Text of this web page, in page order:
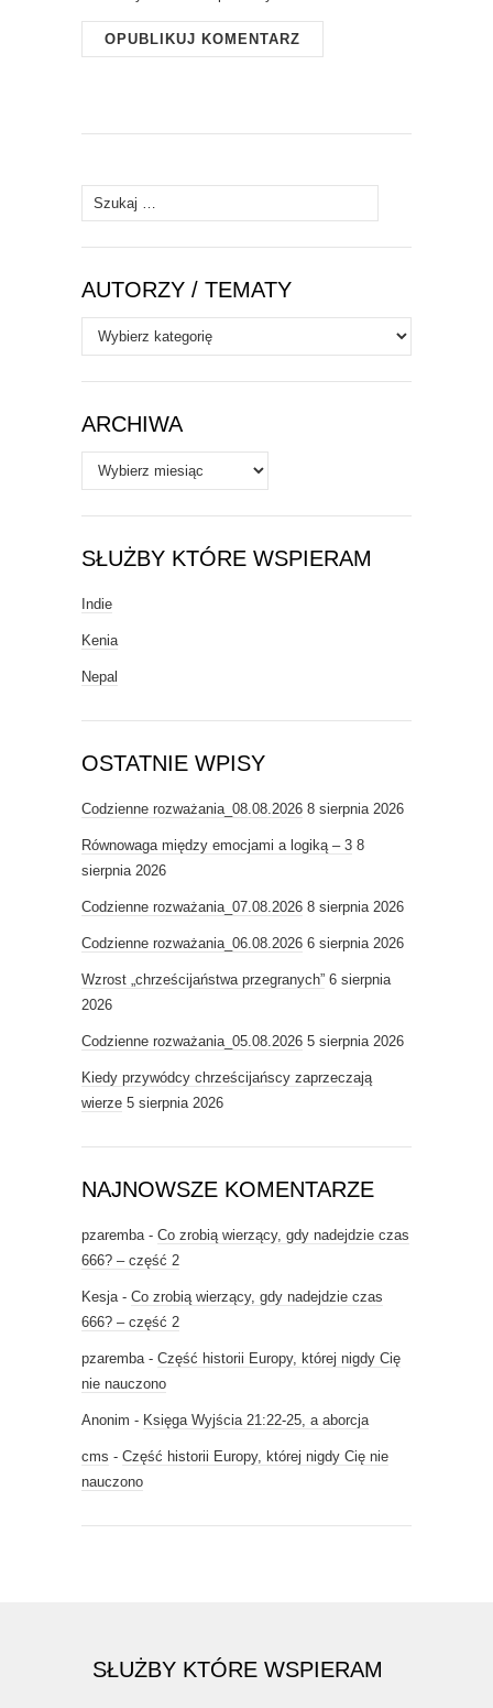
Szukaj:
AUTORZY / TEMATY
Autorzy
/
Tematy
ARCHIWA
Archiwa
SŁUŻBY KTÓRE WSPIERAM
Indie
Kenia
Nepal
OSTATNIE WPISY
Codzienne rozważania_08.08.2026 8 sierpnia 2026
Równowaga między emocjami a logiką – 3 8
sierpnia 2026
Codzienne rozważania_07.08.2026 8 sierpnia 2026
Codzienne rozważania_06.08.2026 6 sierpnia 2026
Wzrost „chrześcijaństwa przegranych” 6 sierpnia
2026
Codzienne rozważania_05.08.2026 5 sierpnia 2026
Kiedy przywódcy chrześcijańscy zaprzeczają
wierze 5 sierpnia 2026
NAJNOWSZE KOMENTARZE
pzaremba- Co zrobią wierzący, gdy nadejdzie czas
666? – część 2
Kesja- Co zrobią wierzący, gdy nadejdzie czas
666? – część 2
pzaremba- Część historii Europy, której nigdy Cię
nie nauczono
Anonim - Księga Wyjścia 21:22-25, a aborcja
cms - Część historii Europy, której nigdy Cię nie
nauczono
SŁUŻBY KTÓRE WSPIERAM